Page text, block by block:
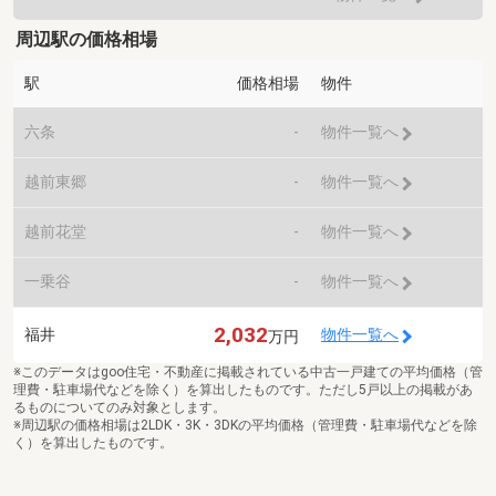
周辺駅の価格相場
駅 価格相場 物件
六条 - 物件一覧へ
越前東郷 - 物件一覧へ
越前花堂 - 物件一覧へ
一乗谷 - 物件一覧へ
福井 2,032万円 物件一覧へ
※このデータはgoo住宅・不動産に掲載されている中古一戸建ての平均価格（管
理費・駐車場代などを除く）を算出したものです。ただし5戸以上の掲載があ
るものについてのみ対象とします。
※周辺駅の価格相場は2LDK・3K・3DKの平均価格（管理費・駐車場代などを除
く）を算出したものです。